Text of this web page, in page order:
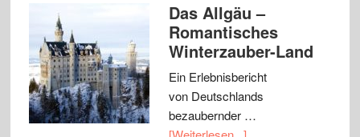
Das Allgäu –
Romantisches
Winterzauber-Land
Ein Erlebnisbericht
von Deutschlands
bezaubernder …